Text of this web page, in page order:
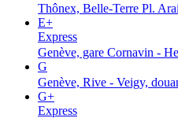
Thônex, Belle-Terre Pl.
E+
Express
Genève, gare Cornavin -
G
Genève, Rive - Veigy,
G+
Express